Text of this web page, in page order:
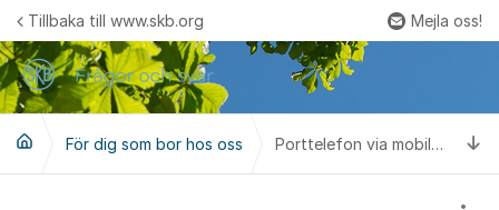
Hoppa till innehåll
Tillbaka till www.skb.org Mejla oss!
För dig som bor hos oss Porttelefon via mobilen